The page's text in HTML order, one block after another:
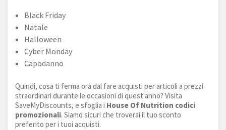
Black Friday
Natale
Halloween
Cyber Monday
Capodanno
Quindi, cosa ti ferma ora dal fare acquisti per articoli a prezzi
straordinari durante le occasioni di quest'anno? Visita
SaveMyDiscounts, e sfoglia i House Of Nutrition codici
promozionali. Siamo sicuri che troverai il tuo sconto
preferito per i tuoi acquisti.